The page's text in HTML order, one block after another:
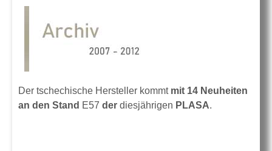
Der tschechische Hersteller kommt mit 14 Neuheiten
an den Stand E57 der diesjährigen PLASA.